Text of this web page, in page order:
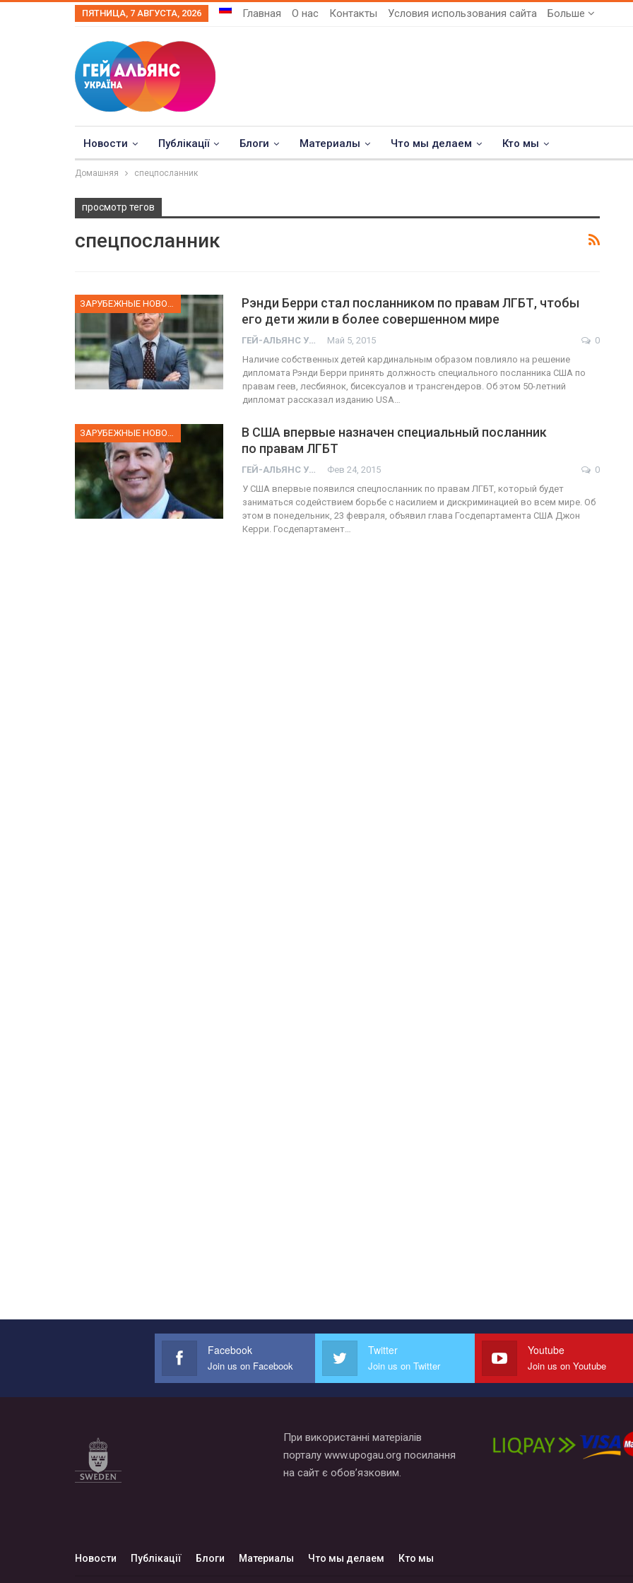
ПЯТНИЦА, 7 АВГУСТА, 2026 Главная О нас Контакты Условия использования сайта Больше
Новости Публікації Блоги Материалы Что мы делаем Кто мы
Домашняя спецпосланник
просмотр тегов
спецпосланник
Рэнди Берри стал посланником по правам ЛГБТ, чтобы
его дети жили в более совершенном мире
ГЕЙ-АЛЬЯНС УКРАИНА Май 5, 2015
0
Наличие собственных детей кардинальным образом повлияло на решение
дипломата Рэнди Берри принять должность специального посланника США по
правам геев, лесбиянок, бисексуалов и трансгендеров. Об этом 50-летний
дипломат рассказал изданию USA…
В США впервые назначен специальный посланник
по правам ЛГБТ
ГЕЙ-АЛЬЯНС УКРАИНА Фев 24, 2015
0
У США впервые появился спецпосланник по правам ЛГБТ, который будет
заниматься содействием борьбе с насилием и дискриминацией во всем мире. Об
этом в понедельник, 23 февраля, объявил глава Госдепартамента США Джон
Керри. Госдепартамент…
ФОТО
Прайд в Тель-Авиве собрал 200
тысяч участников
Июн 10, 2017 0
ФОТО
Военнослужащие-трансгендеры
ГЕЙ-АЛЬЯНС УКРАИНА Июл 27, 2017
Facebook
Join us on Facebook
Twitter
Join us on Twitter
Youtube
Join us on Youtube
При використанні матеріалів
порталу www.upogau.org посилання
на сайт є обов’язковим.
Новости Публікації Блоги Материалы Что мы делаем Кто мы